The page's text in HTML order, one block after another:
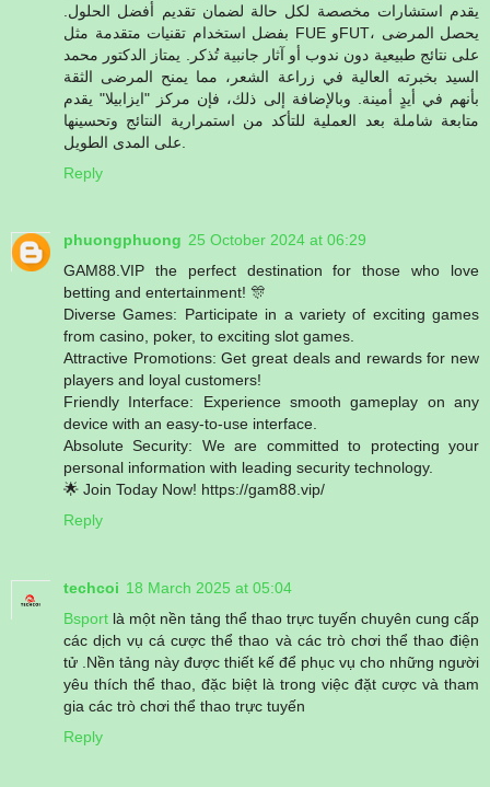
يقدم استشارات مخصصة لكل حالة لضمان تقديم أفضل الحلول.
بفضل استخدام تقنيات متقدمة مثل FUE وFUT، يحصل المرضى
على نتائج طبيعية دون ندوب أو آثار جانبية تُذكر. يمتاز الدكتور محمد
السيد بخبرته العالية في زراعة الشعر، مما يمنح المرضى الثقة
بأنهم في أيدٍ أمينة. وبالإضافة إلى ذلك، فإن مركز "ايزابيلا" يقدم
متابعة شاملة بعد العملية للتأكد من استمرارية النتائج وتحسينها
Reply
phuongphuong 25 October 2024 at 06:29
GAM88.VIP the perfect destination for those who love
betting and entertainment! 🎊
Diverse Games: Participate in a variety of exciting games
from casino, poker, to exciting slot games.
Attractive Promotions: Get great deals and rewards for new
players and loyal customers!
Friendly Interface: Experience smooth gameplay on any
device with an easy-to-use interface.
Absolute Security: We are committed to protecting your
personal information with leading security technology.
🌟 Join Today Now! https://gam88.vip/
Reply
techcoi 18 March 2025 at 05:04
Bsport là một nền tảng thể thao trực tuyến chuyên cung cấp
các dịch vụ cá cược thể thao và các trò chơi thể thao điện
tử .Nền tảng này được thiết kế để phục vụ cho những người
yêu thích thể thao, đặc biệt là trong việc đặt cược và tham
gia các trò chơi thể thao trực tuyến
Reply